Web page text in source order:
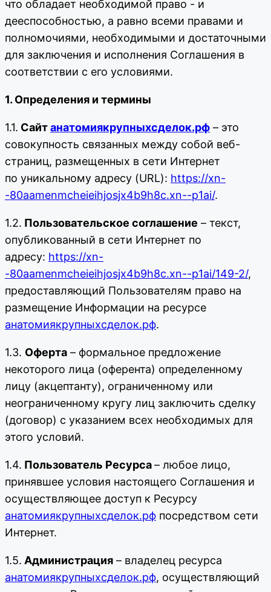
что обладает необходимой право - и
дееспособностью, а равно всеми правами и
полномочиями, необходимыми и достаточными
для заключения и исполнения Соглашения в
соответствии с его условиями.
1. Определения и термины
1.1. Сайтанатомиякрупныхсделок.рф – это
совокупность связанных между собой веб-
страниц, размещенных в сети Интернет
по уникальному адресу (URL): https://xn-
-80aamenmcheieihjosjx4b9h8c.xn--p1ai/.
1.2. Пользовательское соглашение – текст,
опубликованный в сети Интернет по
адресу: https://xn-
-80aamenmcheieihjosjx4b9h8c.xn--p1ai/149-2/,
предоставляющий Пользователям право на
размещение Информации на ресурсе
анатомиякрупныхсделок.рф.
1.3. Оферта – формальное предложение
некоторого лица (оферента) определенному
лицу (акцептанту), ограниченному или
неограниченному кругу лиц заключить сделку
(договор) с указанием всех необходимых для
этого условий.
1.4. Пользователь Ресурса– любое лицо,
принявшее условия настоящего Соглашения и
осуществляющее доступ к Ресурсу
анатомиякрупныхсделок.рф посредством сети
Интернет.
1.5. Администрация – владелец ресурса
анатомиякрупныхсделок.рф, осуществляющий